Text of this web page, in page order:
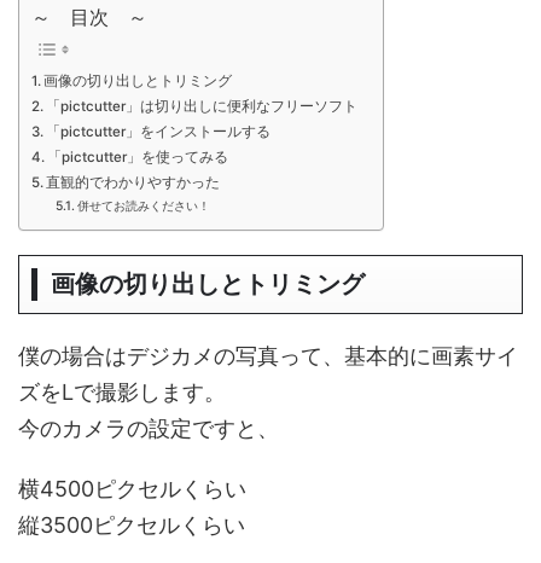
～ 目次 ～
画像の切り出しとトリミング
「pictcutter」は切り出しに便利なフリーソフト
「pictcutter」をインストールする
「pictcutter」を使ってみる
直観的でわかりやすかった
併せてお読みください！
画像の切り出しとトリミング
僕の場合はデジカメの写真って、基本的に画素サイ
ズをLで撮影します。
今のカメラの設定ですと、
横4500ピクセルくらい
縦3500ピクセルくらい